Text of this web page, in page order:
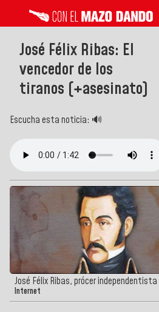
José Félix Ribas: El
vencedor de los
tiranos (+asesinato)
Escucha esta noticia: 🔊
José Félix Ribas, prócer independentista
Internet